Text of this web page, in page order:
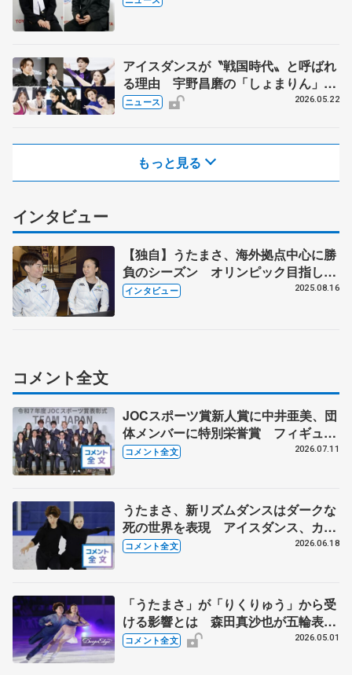
アイスダンスが〝戦国時代〟と呼ばれ
る理由 宇野昌磨の「しょまりん」ら
実力者が相次いで参戦 国内の競争激
ニュース 2026.05.22
もっと見る
インタビュー
【独自】うたまさ、海外拠点中心に勝
負のシーズン オリンピック目指して
今、胸に秘める覚悟は?
インタビュー 2025.08.16
コメント全文
JOCスポーツ賞新人賞に中井亜美、団
体メンバーに特別栄誉賞 フィギュア
スケートに別のスポーツを組み合わせ
コメント全文 2026.07.11
うたまさ、新リズムダンスはダークな
死の世界を表現 アイスダンス、カッ
プル数増加はうれしい【木下グループ/
コメント全文 2026.06.18
「うたまさ」が「りくりゅう」から受
ける影響とは 森田真沙也が五輪表彰
式で木原龍一にかけられた言葉 【ブ
コメント全文 2026.05.01